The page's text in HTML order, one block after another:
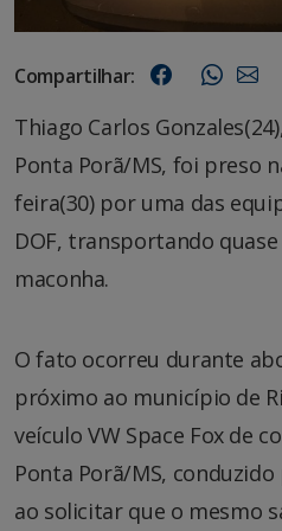
Compartilhar:
Thiago Carlos
Ponta Porã/MS, foi preso
feira(30) por uma das
DOF, transportando
maconha.
O fato ocorreu durante
próximo ao município de
veículo VW Space Fox de
Ponta Porã/MS,
ao solicitar que o mesmo